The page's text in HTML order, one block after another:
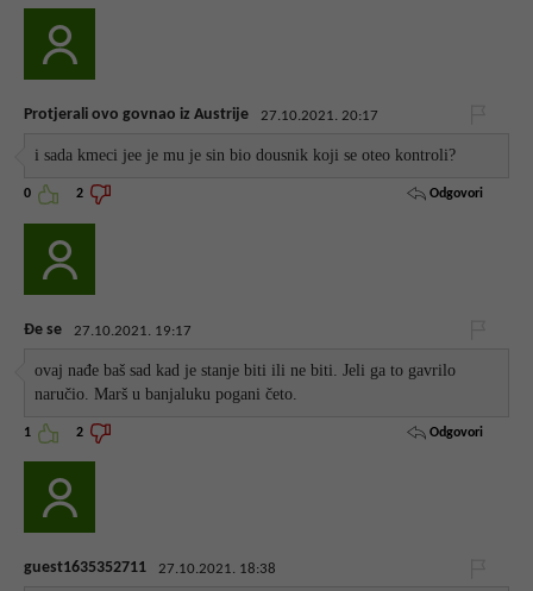
Protjerali ovo govnao iz Austrije 27.10.2021. 20:17
i sada kmeci jee je mu je sin bio dousnik koji se oteo kontroli?
0 2 Odgovori
Đe se 27.10.2021. 19:17
ovaj nađe baš sad kad je stanje biti ili ne biti. Jeli ga to gavrilo
naručio. Marš u banjaluku pogani četo.
1 2 Odgovori
guest1635352711 27.10.2021. 18:38